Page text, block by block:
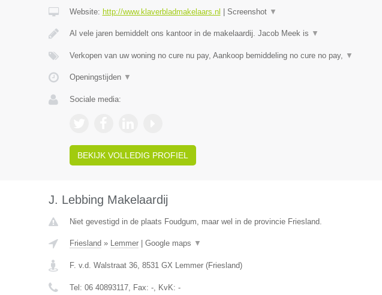
Website: http://www.klaverbladmakelaars.nl Screenshot ▼
Al vele jaren bemiddelt ons kantoor in de makelaardij. Jacob Meek is ▼
Verkopen van uw woning no cure nu pay, Aankoop bemiddeling no cure no pay, ▼
Openingstijden ▼
Sociale media:
BEKIJK VOLLEDIG PROFIEL
J. Lebbing Makelaardij
Niet gevestigd in de plaats Foudgum, maar wel in de provincie Friesland.
Friesland » Lemmer| Google maps ▼
F. v.d. Walstraat 36, 8531 GX Lemmer(Friesland)
Tel: 06 40893117, Fax: -, KvK: -